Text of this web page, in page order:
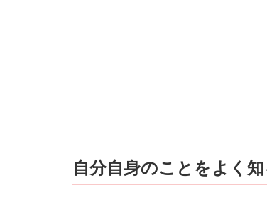
自分自身のことをよく知